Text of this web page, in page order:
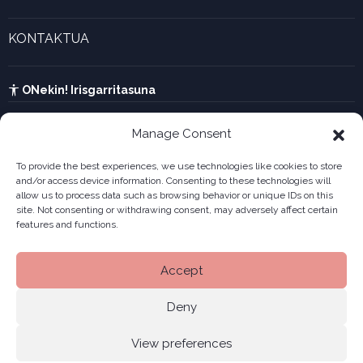
Manage Consent
To provide the best experiences, we use technologies like cookies to store
and/or access device information. Consenting to these technologies will
allow us to process data such as browsing behavior or unique IDs on this
site. Not consenting or withdrawing consent, may adversely affect certain
features and functions.
Accept
Deny
View preferences
UTA kalkulagailua
KONTAKTUA
ONekin! Irisgarritasuna